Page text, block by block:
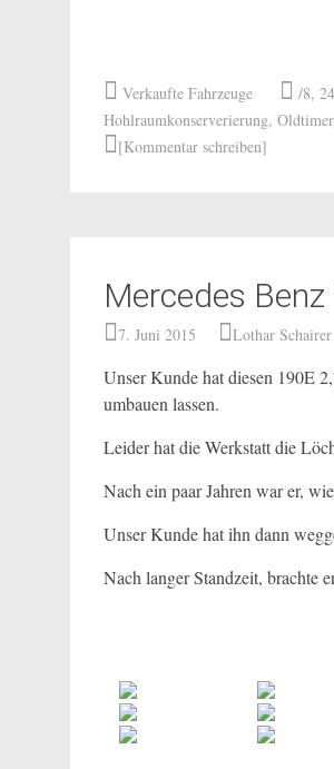
Verkaufte Fahrzeuge /8,
Hohlraumkonserverierung, Oldtimer
[Kommentar schreiben]
Mercedes
7. Juni 2015 Lothar Schairer
Unser Kunde hat diesen 190E
umbauen lassen.
Leider hat die Werkstatt die
Nach ein paar Jahren war er,
Unser Kunde hat ihn dann
Nach langer Standzeit, brachte